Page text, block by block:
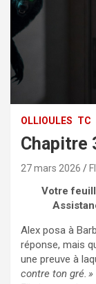
OLLIOULES TC
Chapitre
27 mars 2026
Votre
Alex posa à
réponse, mais
une preuve à
contre ton gré. »